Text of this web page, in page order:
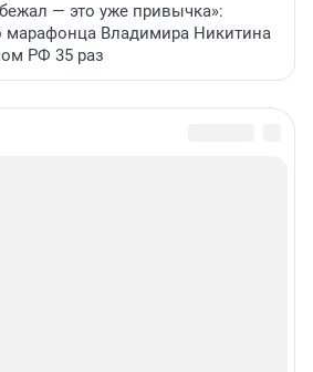
— это уже привычка»:
марафонца Владимира Никитина
РФ 35 раз